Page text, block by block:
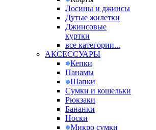
Лосины и джинсы
Дутые жилетки
Джинсовые
куртки
все категории...
АКСЕССУАРЫ
Кепки
Панамы
Шапки
Сумки и кошельки
Рюкзаки
Бананки
Носки
Микро сумки